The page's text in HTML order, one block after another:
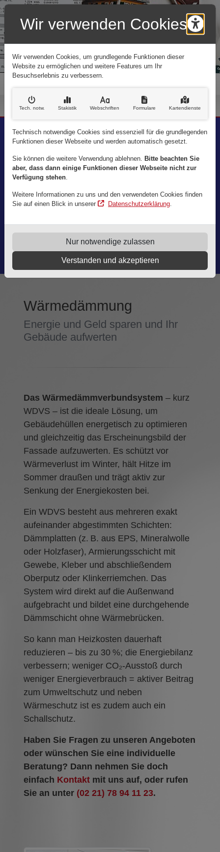
Kontaktinformationen
(02 21) 78 94 11 23
Schreiben Sie uns:
info@bauenmitkoca.de
Dünnwalder Mauspfad 321
Wärmedämmung
Energie und Geld sparen und Ihr
Gebäude aufwerten
Das Wärmedämmverbundsystem – kurz
WDVS – ist die ideale Lösung, um
Gebäudehüllen energetisch zu optimieren
und gleichzeitig das Erscheinungsbild der
Fassade aufzuwerten. Es schützt vor
Wärmeverlust im Winter, hält Hitze im
Sommer draußen und trägt aktiv zur
Senkung der Energiekosten bei.
Ein WDVS besteht aus mehreren exakt
aufeinander abgestimmten Schichten:
Dämmplatten (z. B. aus EPS, Mineralwolle
oder Holzfaser), Armierungsschicht mit
Gewebe, Kleber und abschließendem
Oberputz oder Klinkerriemchen. Das
System wird direkt auf die Außenwand
aufgebracht und bildet eine durchgehende
Dämmschicht ohne Wärmebrücken.
So kann man Heizkosten dauerhaft
reduzieren – bis zu 30 %; die Energiebilanz
verbessern; weniger CO₂-Ausstoß durch
weniger Energieverbrauch = aktiver Beitrag
zum Umweltschutz und neben
Wärmeschutz ist es zudem auch ein
Schallschutz.
Haben Sie Fragen zu unseren Angeboten
oder wünschen Sie eine individuelle
Beratung? Dann nehmen Sie doch
einfach Kontakt mit uns auf, oder rufen
Sie an unter (02 21) 78 94 11 23.
Wir verwenden Cookies
Wir verwenden Cookies, um grundlegende Funktionen dieser
Website zu ermöglichen und weitere Features um Ihr
Besuchserlebnis zu verbessern.
Tech. notw. Stakistik Webschriften Formulare Kartendienste
Technisch notwendige Cookies sind essenziell für die grundlegenden
Funktionen dieser Webseite und werden automatisch gesetzt.
Sie können die weitere Verwendung ablehnen. Bitte beachten Sie
aber, dass dann einige Funktionen dieser Webseite nicht zur
Verfügung stehen
Weitere Informationen zu uns und den verwendeten Cookies finden
Sie auf einen Blick in unserer
Datenschutzerklärung.
Nur notwendige zulassen
Verstanden und akzeptieren